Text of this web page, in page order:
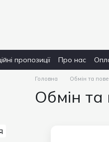
пропозиції Про нас
Головна Обмін та
Обмін